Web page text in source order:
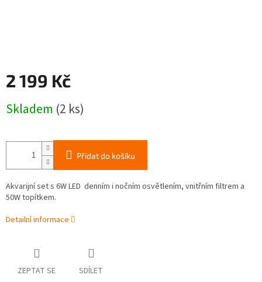
2 199 Kč
cena:
Skladem (2 ks)
Přidat do košíku
Akvarijní set s 6W LED denním i nočním osvětlením, vnitřním filtrem a
50W topítkem.
Detailní informace
ZEPTAT SE SDÍLET